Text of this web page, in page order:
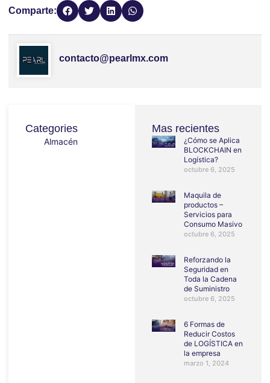
Comparte:
contacto@pearlmx.com
Categories
Almacén
Mas recientes
¿Cómo se Aplica
BLOCKCHAIN en
Logística?
octubre 6, 2025
Maquila de
productos –
Servicios para
Consumo Masivo
octubre 6, 2025
Reforzando la
Seguridad en
Toda la Cadena
de Suministro
octubre 6, 2025
6 Formas de
Reducir Costos
de LOGÍSTICA en
la empresa
marzo 1, 2024